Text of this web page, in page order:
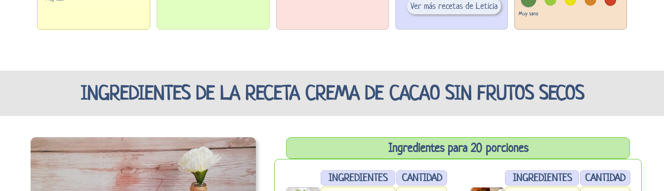
Ver más recetas de Leticia
INGREDIENTES DE LA RECETA CREMA DE CACAO SIN FRUTOS SECOS
Ingredientes para 20 porciones
INGREDIENTES CANTIDAD INGREDIENTES CANTIDAD